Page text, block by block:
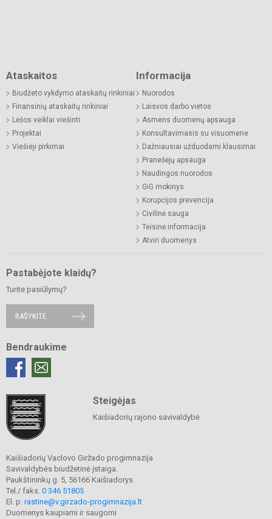
Ataskaitos
Biudžeto vykdymo ataskaitų rinkiniai
Finansinių ataskaitų rinkiniai
Lėšos veiklai viešinti
Projektai
Viešieji pirkimai
Informacija
Nuorodos
Laisvos darbo vietos
Asmens duomenų apsauga
Konsultavimasis su visuomene
Dažniausiai užduodami klausimai
Pranešėjų apsauga
Naudingos nuorodos
GiG mokinys
Korupcijos prevencija
Civilinė sauga
Teisinė informacija
Atviri duomenys
Pastabėjote klaidų?
Turite pasiūlymų?
RAŠYKITE
Bendraukime
Steigėjas
Kaišiadorių rajono savivaldybė
Kaišiadorių Vaclovo Giržado progimnazija
Savivaldybės biudžetinė įstaiga.
Paukštininkų g. 5, 56166 Kaišiadorys
Tel./ faks. 0 346 51805
El. p. rastine@v.girzado-progimnazija.lt
Duomenys kaupiami ir saugomi